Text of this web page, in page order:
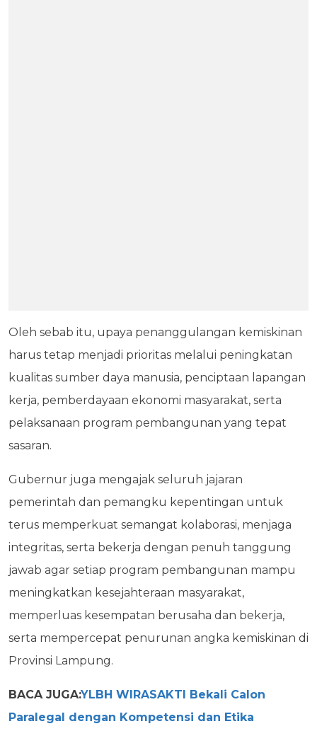
Oleh sebab itu, upaya penanggulangan kemiskinan
harus tetap menjadi prioritas melalui peningkatan
kualitas sumber daya manusia, penciptaan lapangan
kerja, pemberdayaan ekonomi masyarakat, serta
pelaksanaan program pembangunan yang tepat
sasaran.
Gubernur juga mengajak seluruh jajaran
pemerintah dan pemangku kepentingan untuk
terus memperkuat semangat kolaborasi, menjaga
integritas, serta bekerja dengan penuh tanggung
jawab agar setiap program pembangunan mampu
meningkatkan kesejahteraan masyarakat,
memperluas kesempatan berusaha dan bekerja,
serta mempercepat penurunan angka kemiskinan di
Provinsi Lampung.
BACA JUGA:YLBH WIRASAKTI Bekali Calon
Paralegal dengan Kompetensi dan Etika